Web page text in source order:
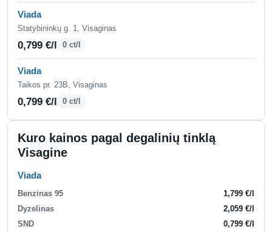
Viada
Statybininkų g. 1, Visaginas
0,799 €/l 0 ct/l
Viada
Taikos pr. 23B, Visaginas
0,799 €/l 0 ct/l
Kuro kainos pagal degalinių tinklą
Visagine
Viada
Benzinas 95
1,799 €/l
Dyzelinas
2,059 €/l
SND
0,799 €/l